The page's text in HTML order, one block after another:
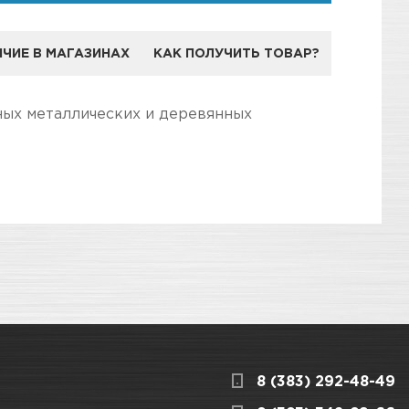
В МАГАЗИНАХ КАК ПОЛУЧИТЬ ТОВАР?
KUDO
металлических и деревянных
КАРТА ПРОЕЗДА И КОНТАКТЫ
8 (383) 292-48-49